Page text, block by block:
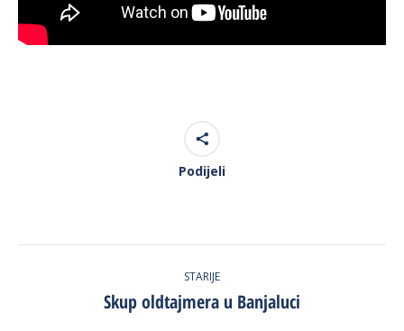
Podijeli
navigation
STARIJE
Previous
Skup oldtajmera u Banjaluci